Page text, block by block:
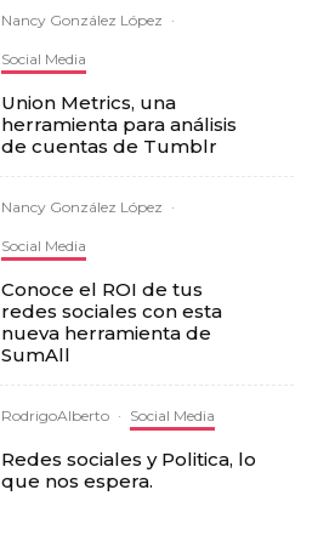
Nancy González López ·
Social Media
Union Metrics, una
herramienta para análisis
de cuentas de Tumblr
Nancy González López ·
Social Media
Conoce el ROI de tus
redes sociales con esta
nueva herramienta de
SumAll
RodrigoAlberto · Social Media
Redes sociales y Politica, lo
que nos espera.